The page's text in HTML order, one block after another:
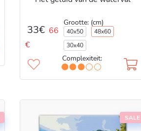
33€ 66
€
Grootte: (cm)
40x50
48x60
30x40
Complexiteit:
SALE